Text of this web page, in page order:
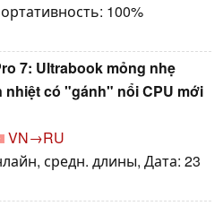
100%
7: Ultrabook mỏng nhẹ
nhiệt có "gánh" nổi CPU mới
VN→RU
средн. длины, Дата: 23